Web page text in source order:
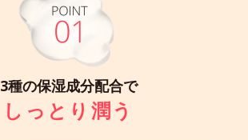
3種の保湿成分配合で
しっとり潤う